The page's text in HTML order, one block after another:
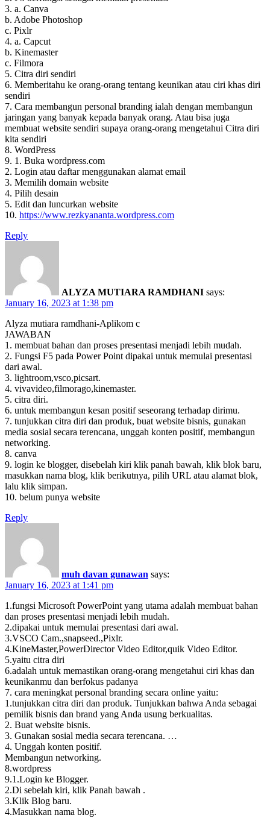
3. a. Canva
b. Adobe Photoshop
c. Pixlr
4. a. Capcut
b. Kinemaster
c. Filmora
5. Citra diri sendiri
6. Memberitahu ke orang-orang tentang keunikan atau ciri khas diri
sendiri
7. Cara membangun personal branding ialah dengan membangun
jaringan yang banyak kepada banyak orang. Atau bisa juga
membuat website sendiri supaya orang-orang mengetahui Citra diri
kita sendiri
8. WordPress
9. 1. Buka wordpress.com
2. Login atau daftar menggunakan alamat email
3. Memilih domain website
4. Pilih desain
5. Edit dan luncurkan website
10. https://www.rezkyananta.wordpress.com
Reply
ALYZA MUTIARA RAMDHANI says:
January 16, 2023 at 1:38 pm
Alyza mutiara ramdhani-Aplikom c
JAWABAN
1. membuat bahan dan proses presentasi menjadi lebih mudah.
2. Fungsi F5 pada Power Point dipakai untuk memulai presentasi
dari awal.
3. lightroom,vsco,picsart.
4. vivavideo,filmorago,kinemaster.
5. citra diri.
6. untuk membangun kesan positif seseorang terhadap dirimu.
7. tunjukkan citra diri dan produk, buat website bisnis, gunakan
media sosial secara terencana, unggah konten positif, membangun
networking.
8. canva
9. login ke blogger, disebelah kiri klik panah bawah, klik blok baru,
masukkan nama blog, klik berikutnya, pilih URL atau alamat blok,
lalu klik simpan.
10. belum punya website
Reply
muh davan gunawan says:
January 16, 2023 at 1:41 pm
1.fungsi Microsoft PowerPoint yang utama adalah membuat bahan
dan proses presentasi menjadi lebih mudah.
2.dipakai untuk memulai presentasi dari awal.
3.VSCO Cam.,snapseed.,Pixlr.
4.KineMaster,PowerDirector Video Editor,quik Video Editor.
5.yaitu citra diri
6.adalah untuk memastikan orang-orang mengetahui ciri khas dan
keunikanmu dan berfokus padanya
7. cara meningkat personal branding secara online yaitu:
1.tunjukkan citra diri dan produk. Tunjukkan bahwa Anda sebagai
pemilik bisnis dan brand yang Anda usung berkualitas.
2. Buat website bisnis.
3. Gunakan sosial media secara terencana. …
4. Unggah konten positif.
Membangun networking.
8.wordpress
9.1.Login ke Blogger.
2.Di sebelah kiri, klik Panah bawah .
3.Klik Blog baru.
4.Masukkan nama blog.